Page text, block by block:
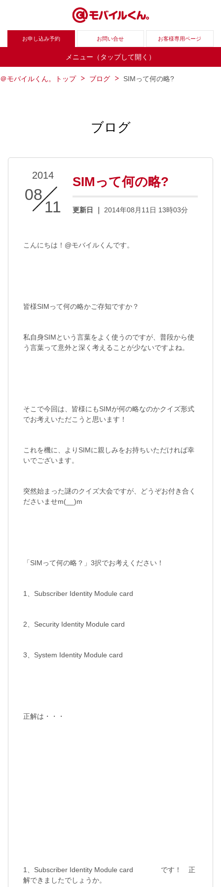
お申し込み予約 お問い合せ お客様専用ページ
メニュー（タップして開く）
＠モバイルくん。トップ ブログ SIMって何の略?
ブログ
2014
08
11
SIMって何の略?
更新日 ｜2014年08月11日 13時03分
こんにちは！@モバイルくんです。
皆様SIMって何の略かご存知ですか？
私自身SIMという言葉をよく使うのですが、普段から使
う言葉って意外と深く考えることが少ないですよね。
そこで今回は、皆様にもSIMが何の略なのかクイズ形式
でお考えいただこうと思います！
これを機に、よりSIMに親しみをお持ちいただければ幸
いでございます。
突然始まった謎のクイズ大会ですが、どうぞお付き合く
ださいませm(__)m
「SIMって何の略？」3択でお考えください！
1、Subscriber Identity Module card
2、Security Identity Module card
3、System Identity Module card
正解は・・・
1、Subscriber Identity Module card です！ 正
解できましたでしょうか。